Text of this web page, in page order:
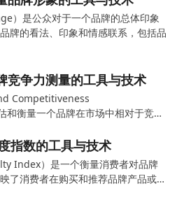
）是公众对于一个品牌的总体印象
牌的看法、印象和情感联系，包括品
竞争力测量的工具与技术
Competitiveness
衡量一个品牌在市场中相对于竞…
指数的工具与技术
Index）是一个衡量消费者对品牌
了消费者在购买和推荐品牌产品或…